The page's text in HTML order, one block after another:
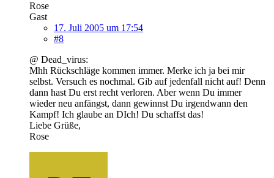
Rose
Gast
17. Juli 2005 um 17:54
#8
@ Dead_virus:
Mhh Rückschläge kommen immer. Merke ich ja bei mir
selbst. Versuch es nochmal. Gib auf jedenfall nicht auf! Denn
dann hast Du erst recht verloren. Aber wenn Du immer
wieder neu anfängst, dann gewinnst Du irgendwann den
Kampf! Ich glaube an DIch! Du schaffst das!
Liebe Grüße,
Rose